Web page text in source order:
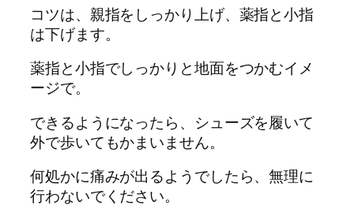
コツは、親指をしっかり上げ、薬指と小指
は下げます。
薬指と小指でしっかりと地面をつかむイメ
ージで。
できるようになったら、シューズを履いて
外で歩いてもかまいません。
何処かに痛みが出るようでしたら、無理に
行わないでください。